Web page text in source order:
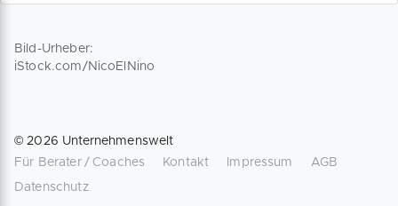
Bild-Urheber:
iStock.com/NicoElNino
©2026 Unternehmenswelt
Für Berater / Coaches
Kontakt Impressum
AGB
Datenschutz